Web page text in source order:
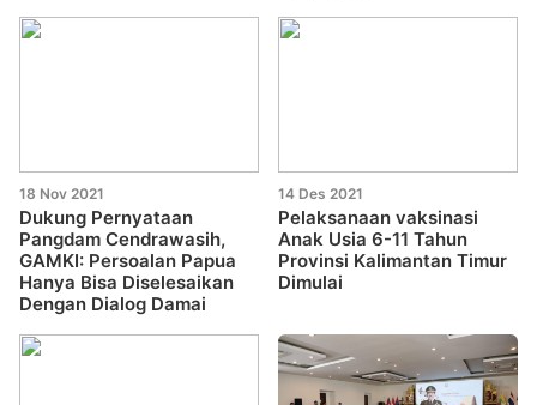
18 Nov 2021
Dukung Pernyataan
Pangdam Cendrawasih,
GAMKI: Persoalan Papua
Hanya Bisa Diselesaikan
Dengan Dialog Damai
14 Des 2021
Pelaksanaan vaksinasi
Anak Usia 6-11 Tahun
Provinsi Kalimantan Timur
Dimulai